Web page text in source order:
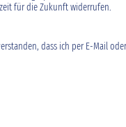
für die Zukunft widerrufen.
dass ich per E-Mail